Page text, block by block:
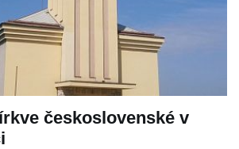
československé v